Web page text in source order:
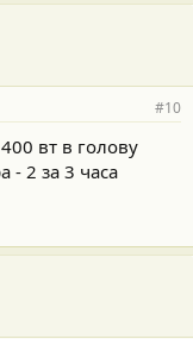
#10
вт в голову
- 2 за 3 часа